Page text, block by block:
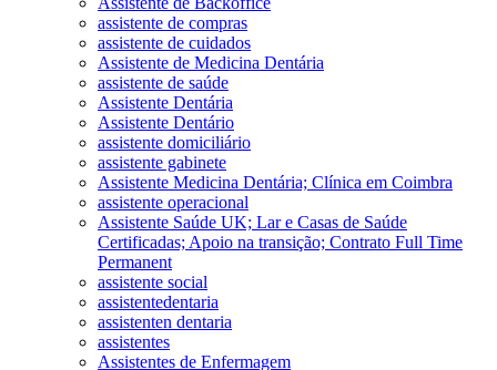
assistente de compras
assistente de cuidados
Assistente de Medicina Dentária
assistente de saúde
Assistente Dentária
Assistente Dentário
assistente domiciliário
assistente gabinete
Assistente Medicina Dentária; Clínica em Coimbra
assistente operacional
Assistente Saúde UK; Lar e Casas de Saúde
Certificadas; Apoio na transição; Contrato Full Time
Permanent
assistente social
assistentedentaria
assistenten dentaria
assistentes
Assistentes de Enfermagem